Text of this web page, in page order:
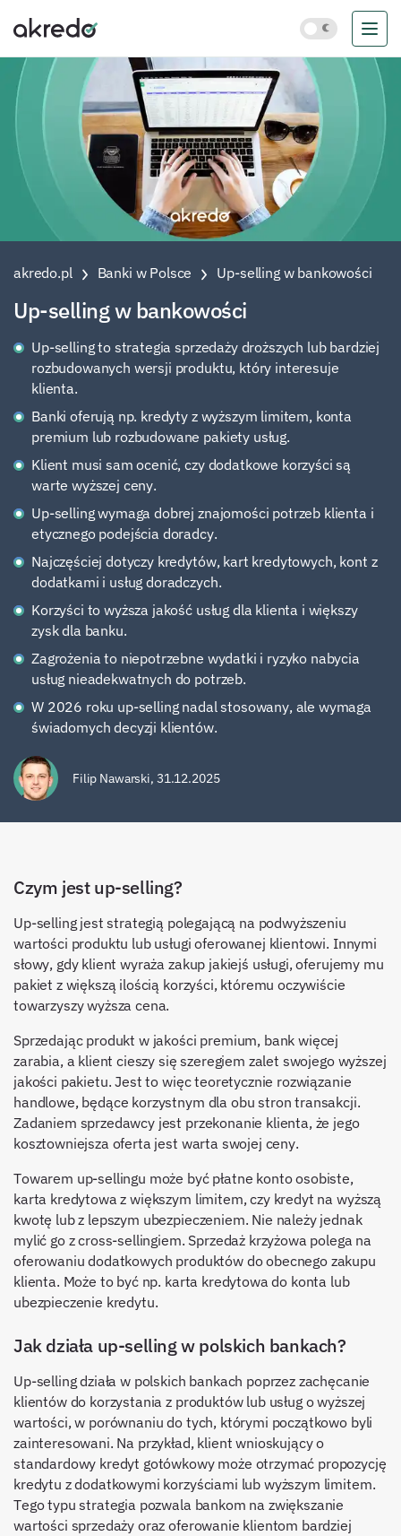
akredo.pl Banki w Polsce Up-selling w bankowości
Up-selling w bankowości
Up-selling to strategia sprzedaży droższych lub bardziej
rozbudowanych wersji produktu, który interesuje
klienta.
Banki oferują np. kredyty z wyższym limitem, konta
premium lub rozbudowane pakiety usług.
Klient musi sam ocenić, czy dodatkowe korzyści są
warte wyższej ceny.
Up-selling wymaga dobrej znajomości potrzeb klienta i
etycznego podejścia doradcy.
Najczęściej dotyczy kredytów, kart kredytowych, kont z
dodatkami i usług doradczych.
Korzyści to wyższa jakość usług dla klienta i większy
zysk dla banku.
Zagrożenia to niepotrzebne wydatki i ryzyko nabycia
usług nieadekwatnych do potrzeb.
W 2026 roku up-selling nadal stosowany, ale wymaga
świadomych decyzji klientów.
Filip Nawarski, 31.12.2025
Czym jest up-selling?
Up-selling jest strategią polegającą na podwyższeniu
wartości produktu lub usługi oferowanej klientowi. Innymi
słowy, gdy klient wyraża zakup jakiejś usługi, oferujemy mu
pakiet z większą ilością korzyści, któremu oczywiście
towarzyszy wyższa cena.
Sprzedając produkt w jakości premium, bank więcej
zarabia, a klient cieszy się szeregiem zalet swojego wyższej
jakości pakietu. Jest to więc teoretycznie rozwiązanie
handlowe, będące korzystnym dla obu stron transakcji.
Zadaniem sprzedawcy jest przekonanie klienta, że jego
kosztowniejsza oferta jest warta swojej ceny.
Towarem up-sellingu może być płatne konto osobiste,
karta kredytowa z większym limitem, czy kredyt na wyższą
kwotę lub z lepszym ubezpieczeniem. Nie należy jednak
mylić go z cross-sellingiem. Sprzedaż krzyżowa polega na
oferowaniu dodatkowych produktów do obecnego zakupu
klienta. Może to być np. karta kredytowa do konta lub
ubezpieczenie kredytu.
Jak działa up-selling w polskich bankach?
Up-selling działa w polskich bankach poprzez zachęcanie
klientów do korzystania z produktów lub usług o wyższej
wartości, w porównaniu do tych, którymi początkowo byli
zainteresowani. Na przykład, klient wnioskujący o
standardowy kredyt gotówkowy może otrzymać propozycję
kredytu z dodatkowymi korzyściami lub wyższym limitem.
Tego typu strategia pozwala bankom na zwiększanie
wartości sprzedaży oraz oferowanie klientom bardziej